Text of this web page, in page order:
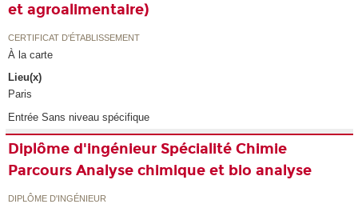
et agroalimentaire)
CERTIFICAT D'ÉTABLISSEMENT
À la carte
Lieu(x)
Paris
Entrée Sans niveau spécifique
Diplôme d'ingénieur Spécialité Chimie
Parcours Analyse chimique et bio analyse
DIPLÔME D'INGÉNIEUR